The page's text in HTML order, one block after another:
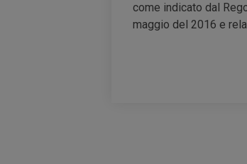
come indicato dal
maggio del 2016 e